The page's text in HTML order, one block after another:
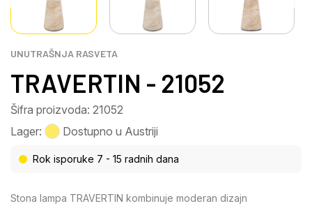
UNUTRAŠNJA RASVETA
TRAVERTIN - 21052
Šifra proizvoda: 21052
Lager:
Dostupno u Austriji
Rok isporuke 7 - 15 radnih dana
Stona lampa TRAVERTIN kombinuje moderan dizajn